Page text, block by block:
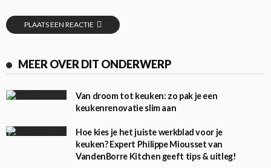
PLAATS EEN REACTIE
MEER OVER DIT ONDERWERP
Van droom tot keuken: zo pak je een
keukenrenovatie slim aan
Hoe kies je het juiste werkblad voor je
keuken? Expert Philippe Miousset van
VandenBorre Kitchen geeft tips & uitleg!